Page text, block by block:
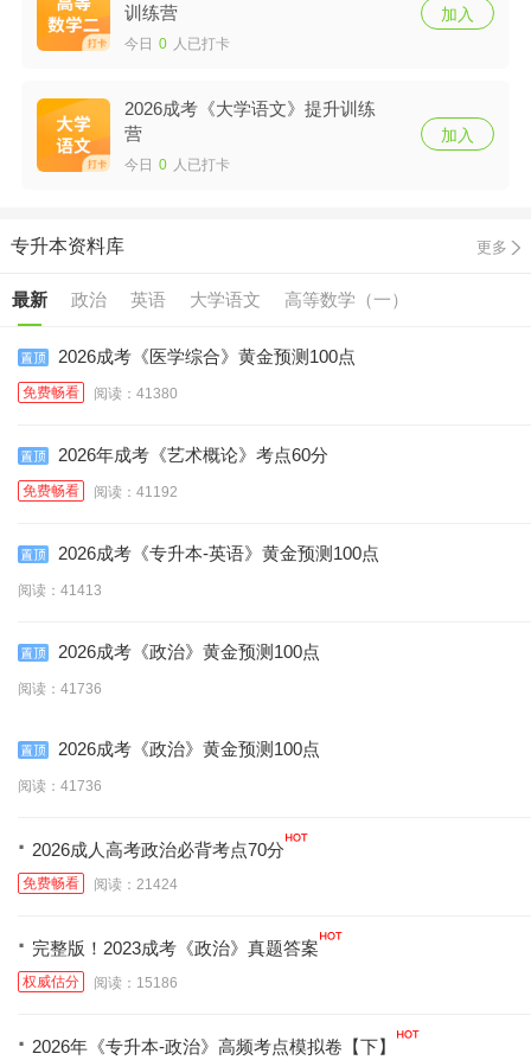
训练营
今日 0 人已打卡
加入
2026成考《大学语文》提升训练
营
今日 0 人已打卡
加入
专升本资料库 更多
最新 政治 英语 大学语文 高等数学（一）
高等数学（二） 民法 教育理论 艺术概论
2026成考《医学综合》黄金预测100点
免费畅看 阅读：41380
2026年成考《艺术概论》考点60分
免费畅看 阅读：41192
2026成考《专升本-英语》黄金预测100点
阅读：41413
2026成考《政治》黄金预测100点
阅读：41736
2026成考《政治》黄金预测100点
阅读：41736
· 2026成人高考政治必背考点70分
免费畅看 阅读：21424
· 完整版！2023成考《政治》真题答案
权威估分 阅读：15186
· 2026年《专升本-政治》高频考点模拟卷【下】